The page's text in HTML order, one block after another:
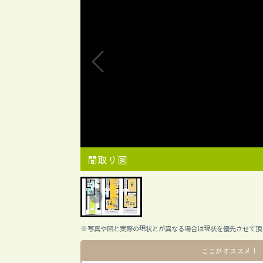
間取り図
※写真や図と実際の現状とが異なる場合は現状を優先させて頂
ここがオススメ！